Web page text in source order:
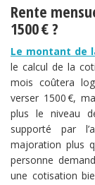
Rente
1500 € ?
Le montant de
le calcul de la
mois coûtera
verser 1500 €,
plus le niveau
supporté par
majoration plus
personne
une cotisation